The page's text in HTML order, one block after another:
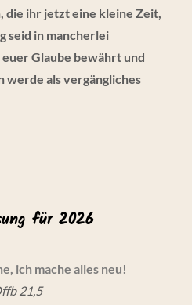
die ihr jetzt eine kleine Zeit,
seid in mancherlei
Glaube bewährt und
als vergängliches
für 2026
ich mache alles neu!
21,5